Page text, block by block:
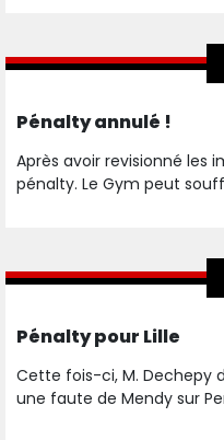
Pénalty annulé !
Après avoir revisionné les
pénalty. Le Gym peut
Pénalty pour Lille
Cette fois-ci, M. Dechepy
une faute de Mendy sur